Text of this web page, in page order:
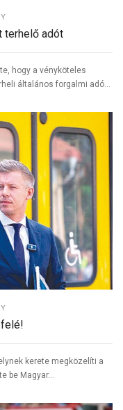
terhelő adót
hogy a vényköteles
általános forgalmi adó...
felé!
kerete megközelíti a
be Magyar...